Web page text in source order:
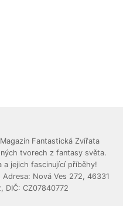
Fantastická Zvířata
tvorech z fantasy světa.
a jejich fascinující příběhy!
Nová Ves 272, 46331
DIČ: CZ07840772